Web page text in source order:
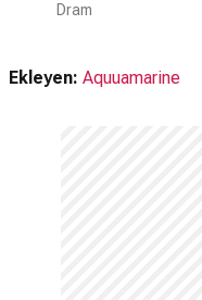
Dram
Ekleyen: Aquuamarine